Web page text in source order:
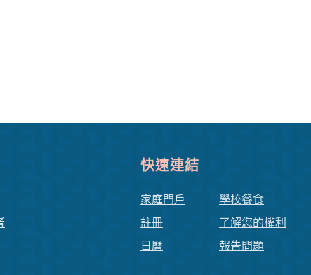
快速連結
家庭門戶
註冊
日曆
學校餐食
了解您的權利
報告問題